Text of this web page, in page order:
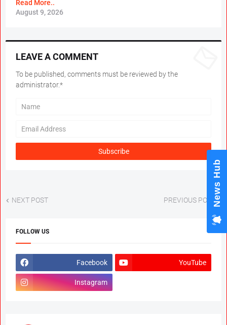
Read More..
August 9, 2026
LEAVE A COMMENT
To be published, comments must be reviewed by the
administrator.*
NEXT POST PREVIOUS POST
FOLLOW US
Facebook YouTube
Instagram
News Hub